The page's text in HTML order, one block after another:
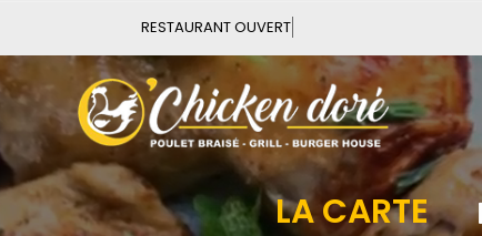
Vous pouvez commander
LA CARTE